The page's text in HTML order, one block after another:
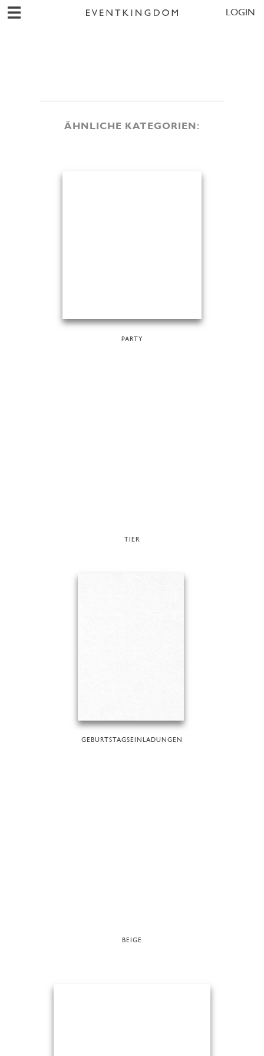
LOGIN
ÄHNLICHE KATEGORIEN:
PARTY
TIER
GEBURTSTAGSEINLADUNGEN
BEIGE